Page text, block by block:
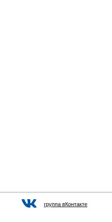
группа вКонтакте